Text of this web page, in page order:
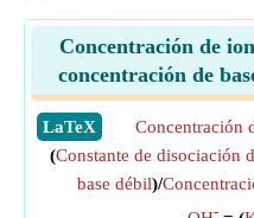
Concentración de
concentración de
​LaTeX Concentración
(Constante de disociación
base débil)/
-